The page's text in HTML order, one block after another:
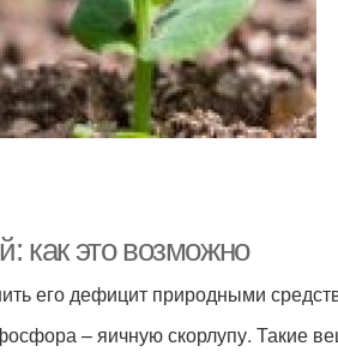
как это возможно
его дефицит природными
– яичную скорлупу. Такие